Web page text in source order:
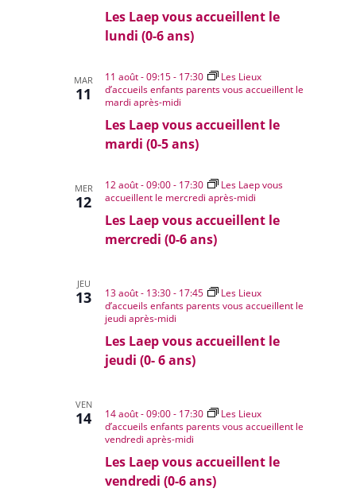
Les Laep vous accueillent le
lundi (0-6 ans)
MAR
11
Les Laep vous accueillent le
mardi (0-5 ans)
11 août - 09:15- 17:30
Les Lieux
d’accueils enfants parents vous accueillent le
mardi après-midi
MER
12
Les Laep vous accueillent le
mercredi (0-6 ans)
12 août - 09:00- 17:30
Les Laep vous
accueillent le mercredi après-midi
JEU
13
Les Laep vous accueillent le
jeudi (0- 6 ans)
13 août - 13:30- 17:45
Les Lieux
d’accueils enfants parents vous accueillent le
jeudi après-midi
VEN
14
Les Laep vous accueillent le
vendredi (0-6 ans)
14 août - 09:00- 17:30
Les Lieux
d’accueils enfants parents vous accueillent le
vendredi après-midi